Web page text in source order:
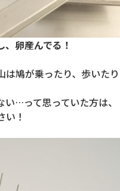
卵産んでる！
鳩が乗ったり、歩いたり
…って思っていた方は、
！